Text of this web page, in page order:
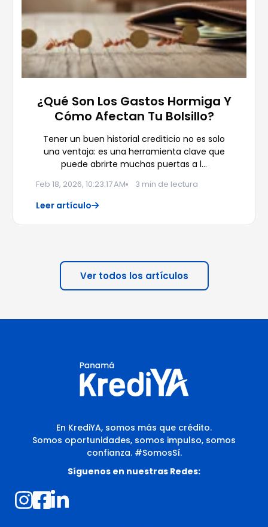
¿Qué Son Los Gastos Hormiga Y
Cómo Afectan Tu Bolsillo?
Tener un buen historial crediticio no es solo
una ventaja: es una herramienta clave que
puede abrirte muchas puertas a l…
Feb 18, 2026, 10:23:17 AM 3 min de lectura
Leer artículo
Ver todos los artículos
En KrediYA, somos más que crédito.
Somos oportunidades, somos impulso, somos
confianza. #SomosSí.
Síguenos en nuestras Redes: